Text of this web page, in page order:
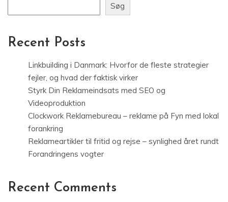
Søg
Recent Posts
Linkbuilding i Danmark: Hvorfor de fleste strategier
fejler, og hvad der faktisk virker
Styrk Din Reklameindsats med SEO og
Videoproduktion
Clockwork Reklamebureau – reklame på Fyn med lokal
forankring
Reklameartikler til fritid og rejse – synlighed året rundt
Forandringens vogter
Recent Comments